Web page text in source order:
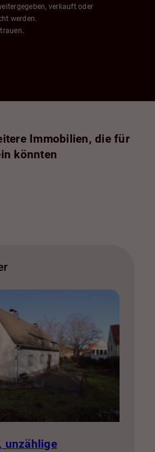
verkauft oder
werden.
Immobilien, die für
könnten
unzählige